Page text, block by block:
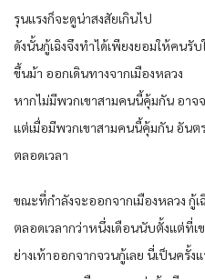
รุนแรงก็จะดูน่าสงสัยเกินไป
ดังนั้นกู้เฉิงจึงทำได้เพียงยอมให้คนรั
ขึ้นม้า ออกเดินทางจากเมืองหลวง
หากไม่มีพวกเขาสามคนนี้คุ้มกัน อาจ
แต่เมื่อมีพวกเขาสามคนนี้คุ้มกัน อันต
ตลอดเวลา
ขณะที่กำลังจะออกจากเมืองหลวง กู้
ตลอดเวลากว่าหนึ่งเดือนนับตั้งแต่ที่เ
ย่างเท้าออกจากจวนกู้เลย นี่เป็นครั้ง